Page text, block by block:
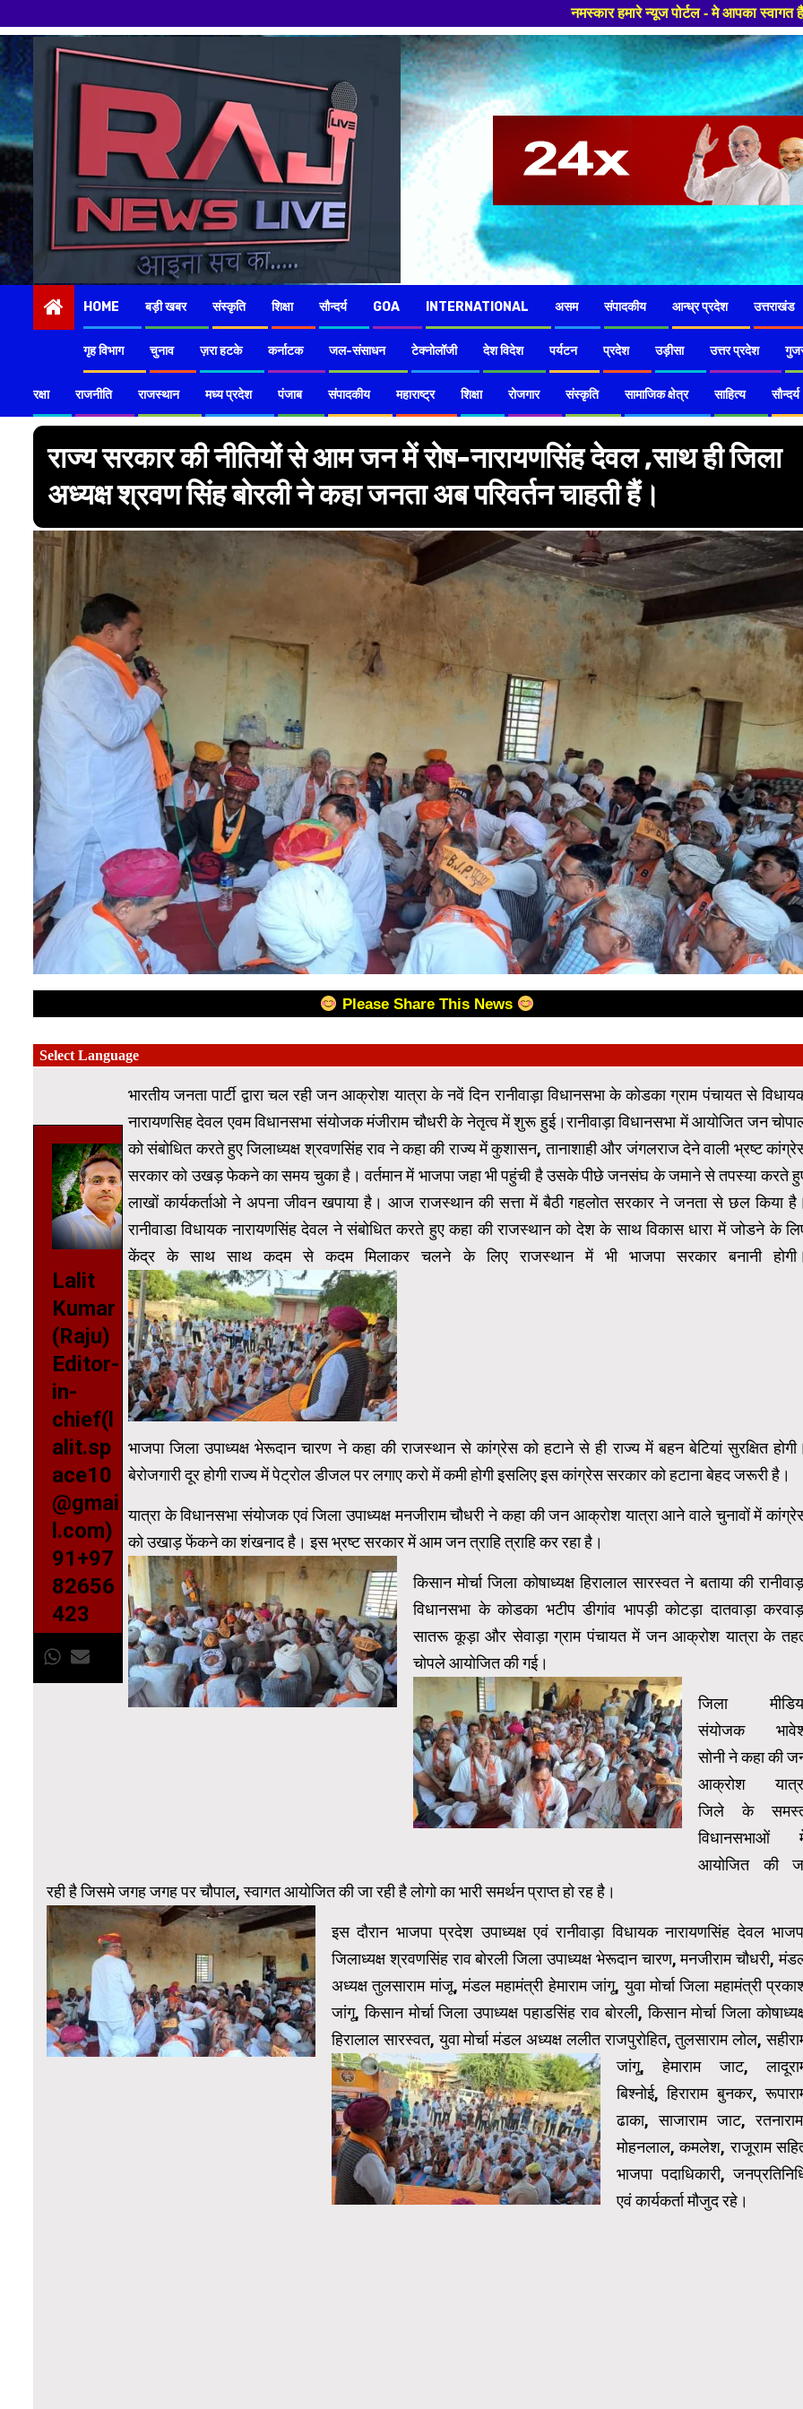
नमस्कार हमारे न्यूज पोर्टल - मे आपका स्वागत हैं ,यहाँ आपको हमेशा ताजा
Skip
to
content
HOME बड़ी खबर संस्कृति शिक्षा सौन्दर्य GOA INTERNATIONAL असम संपादकीय आन्ध्र प्रदेश उत्तराखंड
गृह विभाग चुनाव ज़रा हटके कर्नाटक जल-संसाधन टेक्नोलॉजी देश विदेश पर्यटन प्रदेश उड़ीसा उत्तर प्रदेश
रक्षा राजनीति राजस्थान मध्य प्रदेश पंजाब संपादकीय महाराष्ट्र शिक्षा रोजगार संस्कृति सामाजिक क्षेत्र साहित्य सौन्दर्य
राज्य सरकार की नीतियों से आम जन में रोष-नारायणसिंह देवल ,साथ ही जिला
अध्यक्ष श्रवण सिंह बोरली ने कहा जनता अब परिवर्तन चाहती हैं।
Please Share This News
Lalit
Kumar
(Raju)
Editor-
in-
chief(l
alit.sp
ace10
@gmai
l.com)
91+97
82656
423
भारतीय जनता पार्टी द्वारा चल रही जन आक्रोश यात्रा के नवें दिन रानीवाड़ा विधानसभा के कोडका ग्राम पंचायत से
नारायणसिह देवल एवम विधानसभा संयोजक मंजीराम चौधरी के नेतृत्व में शुरू हुई।रानीवाड़ा विधानसभा में आयोजित जन
को संबोधित करते हुए जिलाध्यक्ष श्रवणसिंह राव ने कहा की राज्य में कुशासन, तानाशाही और जंगलराज देने वाली भ्रष्ट
सरकार को उखड़ फेकने का समय चुका है। वर्तमान में भाजपा जहा भी पहुंची है उसके पीछे जनसंघ के जमाने से तपस्या करते
लाखों कार्यकर्ताओ ने अपना जीवन खपाया है। आज राजस्थान की सत्ता में बैठी गहलोत सरकार ने जनता से छल किया है।
रानीवाडा विधायक नारायणसिंह देवल ने संबोधित करते हुए कहा की राजस्थान को देश के साथ विकास धारा में जोडने के
केंद्र के साथ साथ कदम से कदम मिलाकर चलने के लिए राजस्थान में भी भाजपा सरकार बनानी होगी।
भाजपा जिला उपाध्यक्ष भेरूदान चारण ने कहा की राजस्थान से कांग्रेस को हटाने से ही राज्य में बहन बेटियां सुरक्षित होगी।
बेरोजगारी दूर होगी राज्य में पेट्रोल डीजल पर लगाए करो में कमी होगी इसलिए इस कांग्रेस सरकार को हटाना बेहद जरूरी है।
यात्रा के विधानसभा संयोजक एवं जिला उपाध्यक्ष मनजीराम चौधरी ने कहा की जन आक्रोश यात्रा आने वाले चुनावों में
को उखाड़ फेंकने का शंखनाद है। इस भ्रष्ट सरकार में आम जन त्राहि त्राहि कर रहा है।
किसान मोर्चा जिला कोषाध्यक्ष हिरालाल सारस्वत ने बताया की
विधानसभा के कोडका भटीप डीगांव भापड़ी कोटड़ा दातवाड़ा
सातरू कूड़ा और सेवाड़ा ग्राम पंचायत में जन आक्रोश यात्रा के
चोपले आयोजित की गई।
जिला
संयोजक
सोनी ने कहा की
आक्रोश
जिले के
विधानसभाओं
आयोजित की
रही है जिसमे जगह जगह पर चौपाल, स्वागत आयोजित की जा रही है लोगो का भारी समर्थन प्राप्त हो रह है।
इस दौरान भाजपा प्रदेश उपाध्यक्ष एवं रानीवाड़ा विधायक नारायणसिंह देवल
जिलाध्यक्ष श्रवणसिंह राव बोरली जिला उपाध्यक्ष भेरूदान चारण, मनजीराम चौधरी,
अध्यक्ष तुलसाराम मांजू, मंडल महामंत्री हेमाराम जांगू, युवा मोर्चा जिला महामंत्री
जांगू, किसान मोर्चा जिला उपाध्यक्ष पहाडसिंह राव बोरली, किसान मोर्चा जिला
हिरालाल सारस्वत, युवा मोर्चा मंडल अध्यक्ष ललीत राजपुरोहित,तुलसाराम लोल,
जांगू, हेमाराम जाट,
बिश्नोई, हिराराम बुनकर,
ढाका, साजाराम जाट,
मोहनलाल, कमलेश, राजूराम
भाजपा पदाधिकारी,
एवं कार्यकर्ता मौजुद रहे।